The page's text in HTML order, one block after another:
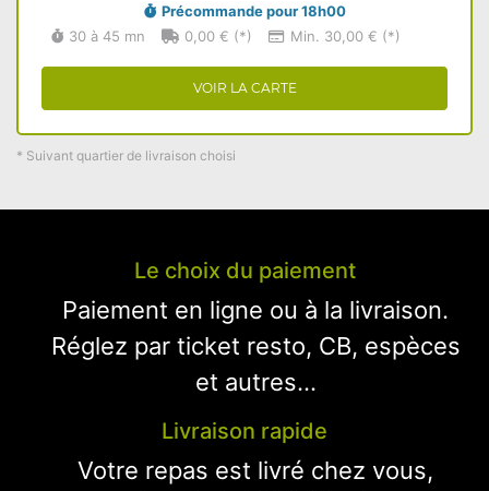
Précommande pour 18h00
30 à 45 mn
0,00 € (*) Min. 30,00 € (*)
VOIR LA CARTE
* Suivant quartier de livraison choisi
Le choix du paiement
Paiement en ligne ou à la livraison.
Réglez par ticket resto, CB, espèces
et autres...
Livraison rapide
Votre repas est livré chez vous,